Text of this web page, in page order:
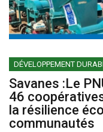
DÉVELOPPEMENT
Savanes :Le
46
la résilience
communautés